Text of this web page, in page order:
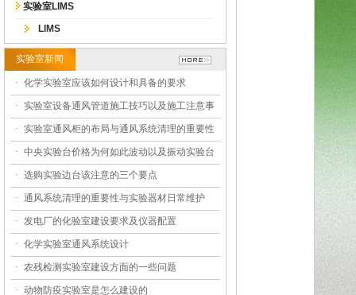
实验室LIMS
LIMS
实验室新闻
· 化学实验室应该如何设计和具备的要求
· 实验室设备通风管道施工技巧以及施工注意事
· 实验室通风柜的布局与通风系统清理的重要性
· 中央实验台价格为何如此波动以及振动实验台
· 选购实验边台该注意的三个要点
· 通风系统清理的重要性与实验器材日常维护
· 发电厂的化验室建设要求及仪器配置
· 化学实验室通风系统设计
· 农残检测实验室建设方面的一些问题
· 动物防疫实验室是怎么建设的